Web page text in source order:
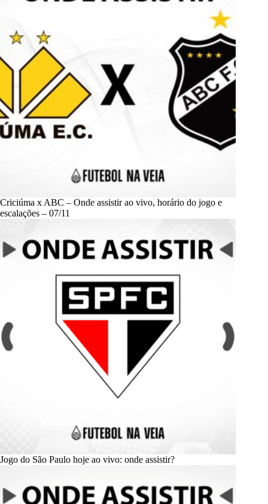
Criciúma x ABC – Onde assistir ao vivo, horário do jogo e
escalações – 07/11
Jogo do São Paulo hoje ao vivo: onde assistir?